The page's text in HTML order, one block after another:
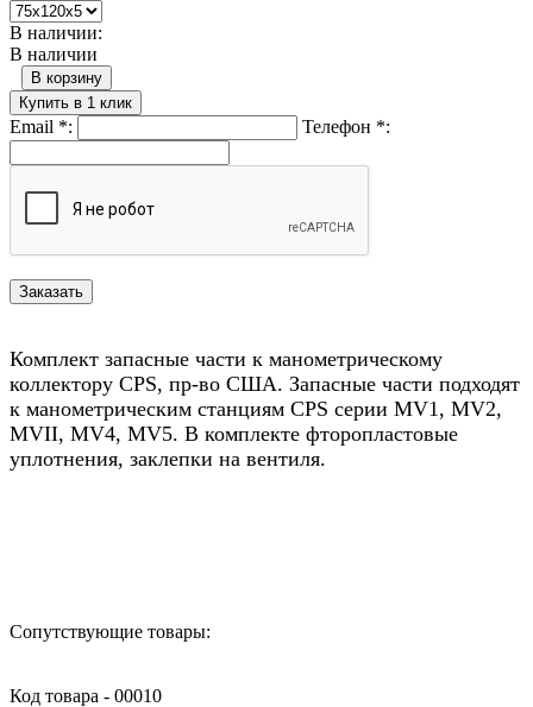
В наличии:
В наличии
В корзину
Купить в 1 клик
Email *: Телефон *:
Комплект запасные части к манометрическому
коллектору CPS, пр-во США. Запасные части подходят
к манометрическим станциям CPS серии MV1, MV2,
MVII, MV4, MV5. В комплекте фторопластовые
уплотнения, заклепки на вентиля.
Сопутствующие товары:
Код товара - 00010